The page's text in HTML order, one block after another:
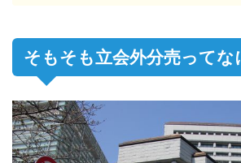
そもそも立会外分売ってな